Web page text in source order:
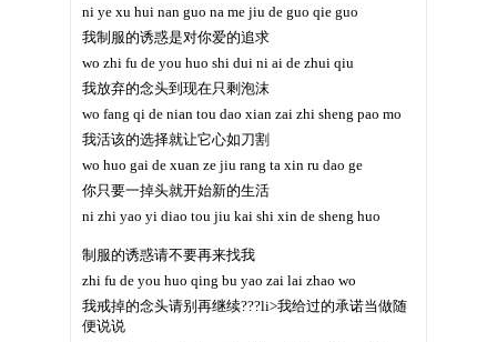
ni ye xu hui nan guo na me jiu de guo qie guo
我制服的诱惑是对你爱的追求
wo zhi fu de you huo shi dui ni ai de zhui qiu
我放弃的念头到现在只剩泡沫
wo fang qi de nian tou dao xian zai zhi sheng pao mo
我活该的选择就让它心如刀割
wo huo gai de xuan ze jiu rang ta xin ru dao ge
你只要一掉头就开始新的生活
ni zhi yao yi diao tou jiu kai shi xin de sheng huo
制服的诱惑请不要再来找我
zhi fu de you huo qing bu yao zai lai zhao wo
我戒掉的念头请别再继续???li>我给过的承诺当做随
便说说